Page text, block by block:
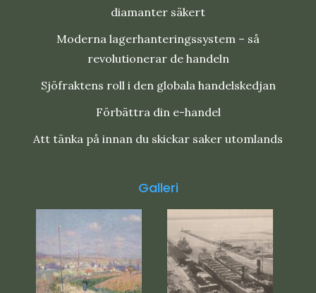
diamanter säkert
Moderna lagerhanteringssystem – så
revolutionerar de handeln
Sjöfraktens roll i den globala handelskedjan
Förbättra din e-handel
Att tänka på innan du skickar saker utomlands
Galleri